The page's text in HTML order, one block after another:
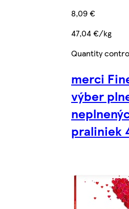
8,09 €
47,04 €/kg
Quantity
merci
výber
praliniek